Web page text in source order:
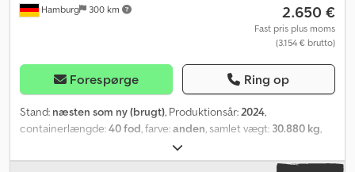
Hamburg 300 km 2.650 €
Fast pris plus moms
(3.154 € brutto)
Forespørge Ring op
Stand: næsten som ny (brugt), Produktionsår: 2024,
containerlængde:40 fod , farve:anden , samlet vægt: 30.880 kg
, lastepladsvolumen:
2.330 mm, længde af lastrum:12.015 mm, lastepladshøjde:2.690